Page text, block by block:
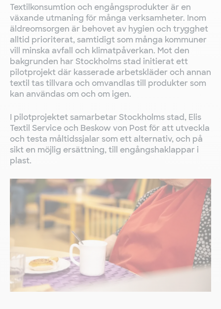
Textilkonsumtion och engångsprodukter är en
växande utmaning för många verksamheter. Inom
äldreomsorgen är behovet av hygien och trygghet
alltid prioriterat, samtidigt som många kommuner
vill minska avfall och klimatpåverkan. Mot den
bakgrunden har Stockholms stad initierat ett
pilotprojekt där kasserade arbetskläder och annan
textil tas tillvara och omvandlas till produkter som
kan användas om och om igen.
I pilotprojektet samarbetar Stockholms stad, Elis
Textil Service och Beskow von Post för att utveckla
och testa måltidssjalar som ett alternativ, och på
sikt en möjlig ersättning, till engångshaklappar i
plast.